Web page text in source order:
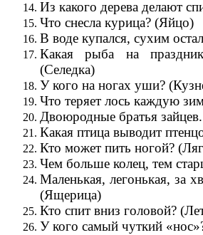
Из какого дерева делают
Что снесла курица? (Яйцо)
В воде купался, сухим
Какая рыба на
(Селедка)
У кого на ногах уши?
Что теряет лось каждую
Двоюродные братья
Какая птица выводит
Кто может пить ногой?
Чем больше колец, тем
Маленькая, легонькая, за
(Ящерица)
Кто спит вниз головой?
У кого самый чуткий